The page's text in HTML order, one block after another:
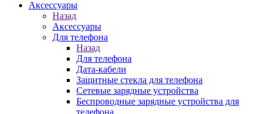
Аксессуары
Назад
Аксессуары
Для телефона
Назад
Для телефона
Дата-кабели
Защитные стекла для телефона
Сетевые зарядные устройства
Беспроводные зарядные устройства для
телефона